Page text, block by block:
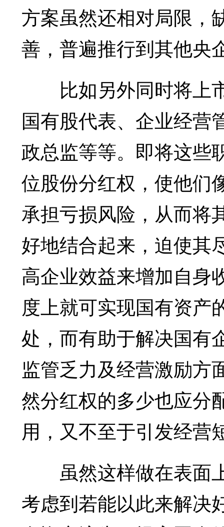
方案虽然还相对局限，
善，普遍推行到其他央
比如另外同时将上
国有股代表、企业经营
政总监等等。即将这些
位股份分红权，使他们
承担亏损风险，从而将
好地结合起来，迫使其
高企业效益来增加自身
度上就可实现国有资产
处，而有助于解决国有
监管乏力及经营激励方
然分红权的多少也应分
用，又不至于引发经营
虽然这样做在表面
考虑到若能以此来解决